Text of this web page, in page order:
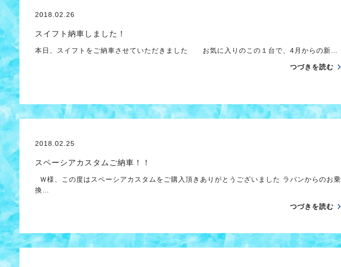
2018.02.26
スイフト納車しました！
本日、スイフトをご納車させていただきました お気に入りのこの１台で、4月からの新…
つづきを読む
2018.02.25
スペーシアカスタムご納車！！
Ｗ様、この度はスペーシアカスタムをご購入頂きありがとうございました ラパンからのお乗
換…
つづきを読む